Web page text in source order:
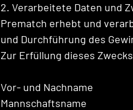
2. Verarbeitete Daten und
Prematch erhebt und
und Durchführung des
Zur Erfüllung dieses
Vor- und Nachname
Mannschaftsname